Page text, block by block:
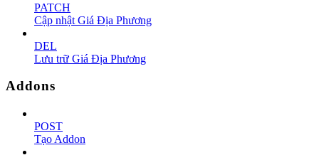
PATCH
Cập nhật Giá Địa Phương
DEL
Lưu trữ Giá Địa Phương
Addons
POST
Tạo Addon